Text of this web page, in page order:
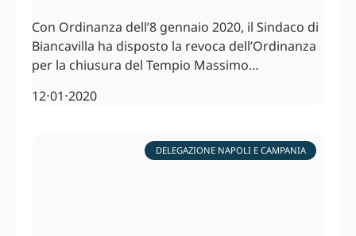
Con Ordinanza dell’8 gennaio 2020, il Sindaco di
Biancavilla ha disposto la revoca dell’Ordinanza
per la chiusura del Tempio Massimo…
12⋅01⋅2020
DELEGAZIONE NAPOLI E CAMPANIA